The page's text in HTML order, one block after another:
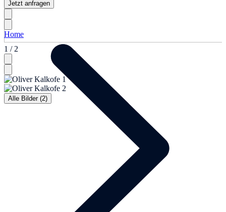
1 / 2
Alle Bilder (2)
Jetzt anfragen
Home